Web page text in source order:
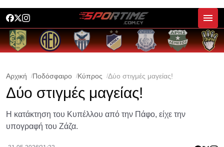
Αρχική Ποδόσφαιρο Κύπρος Δύο στιγμές μαγείας!
Δύο στιγμές μαγείας!
Η κατάκτηση του Κυπέλλου από την Πάφο, είχε την
υπογραφή του Ζάζα.